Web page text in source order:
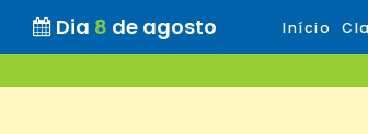
Dia 8 de agosto Início